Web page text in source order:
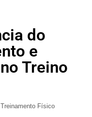
do
e
Treino
Treinamento Físico